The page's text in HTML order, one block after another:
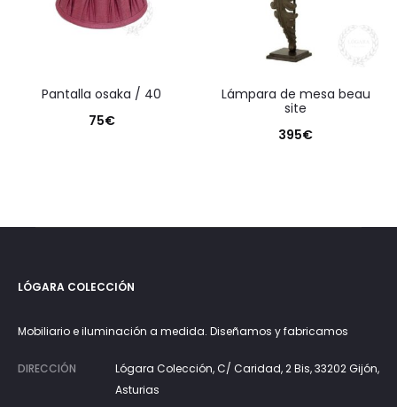
pantalla osaka / 40
75€
lámpara de mesa beau
site
395€
LÓGARA COLECCIÓN
Mobiliario e iluminación a medida. Diseñamos y fabricamos
DIRECCIÓN
Lógara Colección, C/ Caridad, 2 Bis, 33202 Gijón,
Asturias